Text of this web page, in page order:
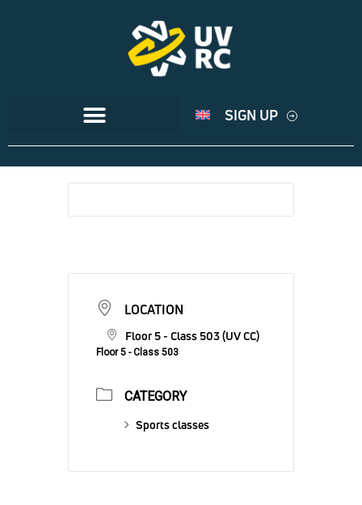
SIGN UP
LOCATION
Floor 5 - Class 503 (UV CC)
Floor 5 - Class 503
CATEGORY
Sports classes